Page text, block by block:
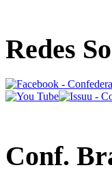
Redes
Conf.